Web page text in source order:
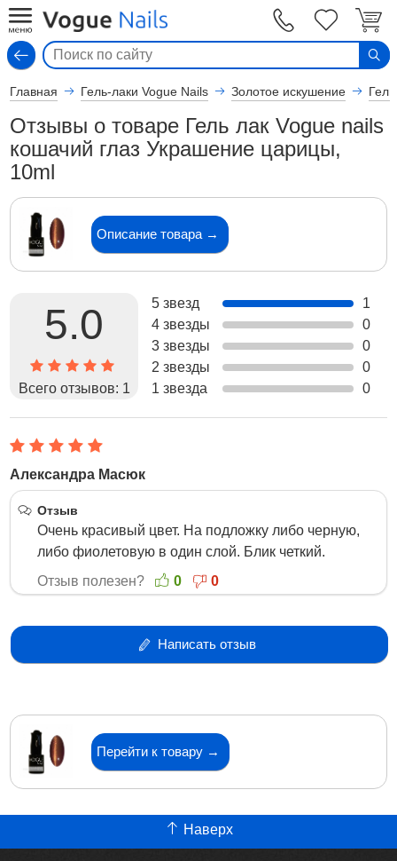
Главная Гель-лаки Vogue Nails Золотое искушение
Отзывы о товаре Гель лак Vogue nails
кошачий глаз Украшение царицы,
10ml
Описание товара →
5.0
Всего отзывов: 1
5 звезд
1
4 звезды
0
3 звезды
0
2 звезды
0
1 звезда
0
Александра Масюк
Отзыв
Очень красивый цвет. На подложку либо черную,
либо фиолетовую в один слой. Блик четкий.
Отзыв полезен?
0 0
Написать отзыв
Перейти к товару →
Наверх